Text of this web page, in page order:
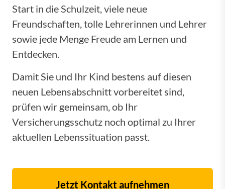
Start in die Schulzeit, viele neue
Freundschaften, tolle Lehrerinnen und Lehrer
sowie jede Menge Freude am Lernen und
Entdecken.
Damit Sie und Ihr Kind bestens auf diesen
neuen Lebensabschnitt vorbereitet sind,
prüfen wir gemeinsam, ob Ihr
Versicherungsschutz noch optimal zu Ihrer
aktuellen Lebenssituation passt.
Jetzt Kontakt aufnehmen